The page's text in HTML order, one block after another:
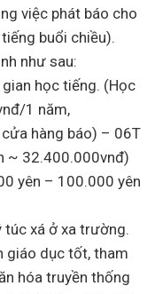
việc phát báo cho
buổi chiều).
như sau:
học tiếng. (Học
1 năm,
hàng báo) – 06T
~ 32.400.000vnđ)
yên – 100.000 yên
túc xá ở xa trường.
giáo dục tốt, tham
hóa truyền thống